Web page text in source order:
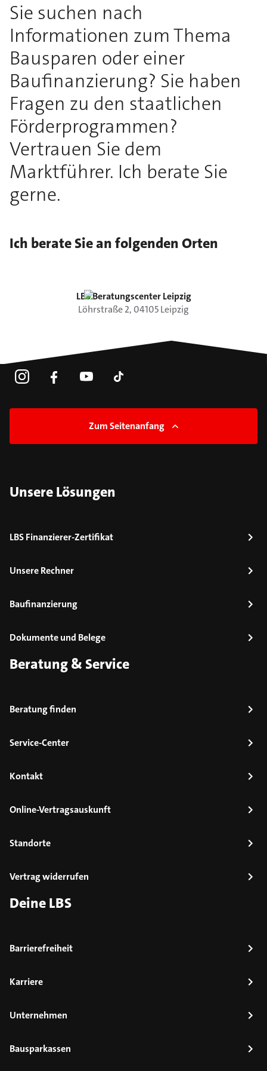
Sie suchen nach
Informationen zum Thema
Bausparen oder einer
Baufinanzierung? Sie haben
Fragen zu den staatlichen
Förderprogrammen?
Vertrauen Sie dem
Marktführer. Ich berate Sie
gerne.
Ich berate Sie an folgenden Orten
LBS Beratungscenter Leipzig
Löhrstraße2, 04105Leipzig
Zum Seitenanfang
Unsere Lösungen
LBS Finanzierer-Zertifikat
Unsere Rechner
Baufinanzierung
Dokumente und Belege
Beratung & Service
Beratung finden
Service-Center
Kontakt
Online-Vertragsauskunft
Standorte
Vertrag widerrufen
Deine LBS
Barrierefreiheit
Karriere
Unternehmen
Bausparkassen